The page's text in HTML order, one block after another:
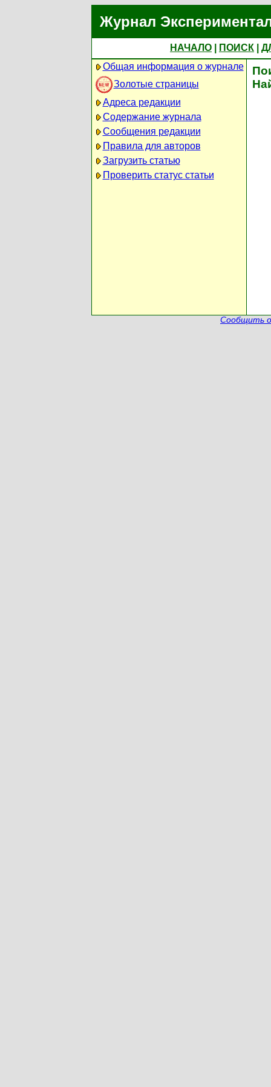
Журнал
НАЧАЛО ПОИСК
Общая информация о журнале
Золотые страницы
Адреса редакции
Содержание журнала
Сообщения редакции
Правила для авторов
Загрузить статью
Проверить статус статьи
Сообщить о